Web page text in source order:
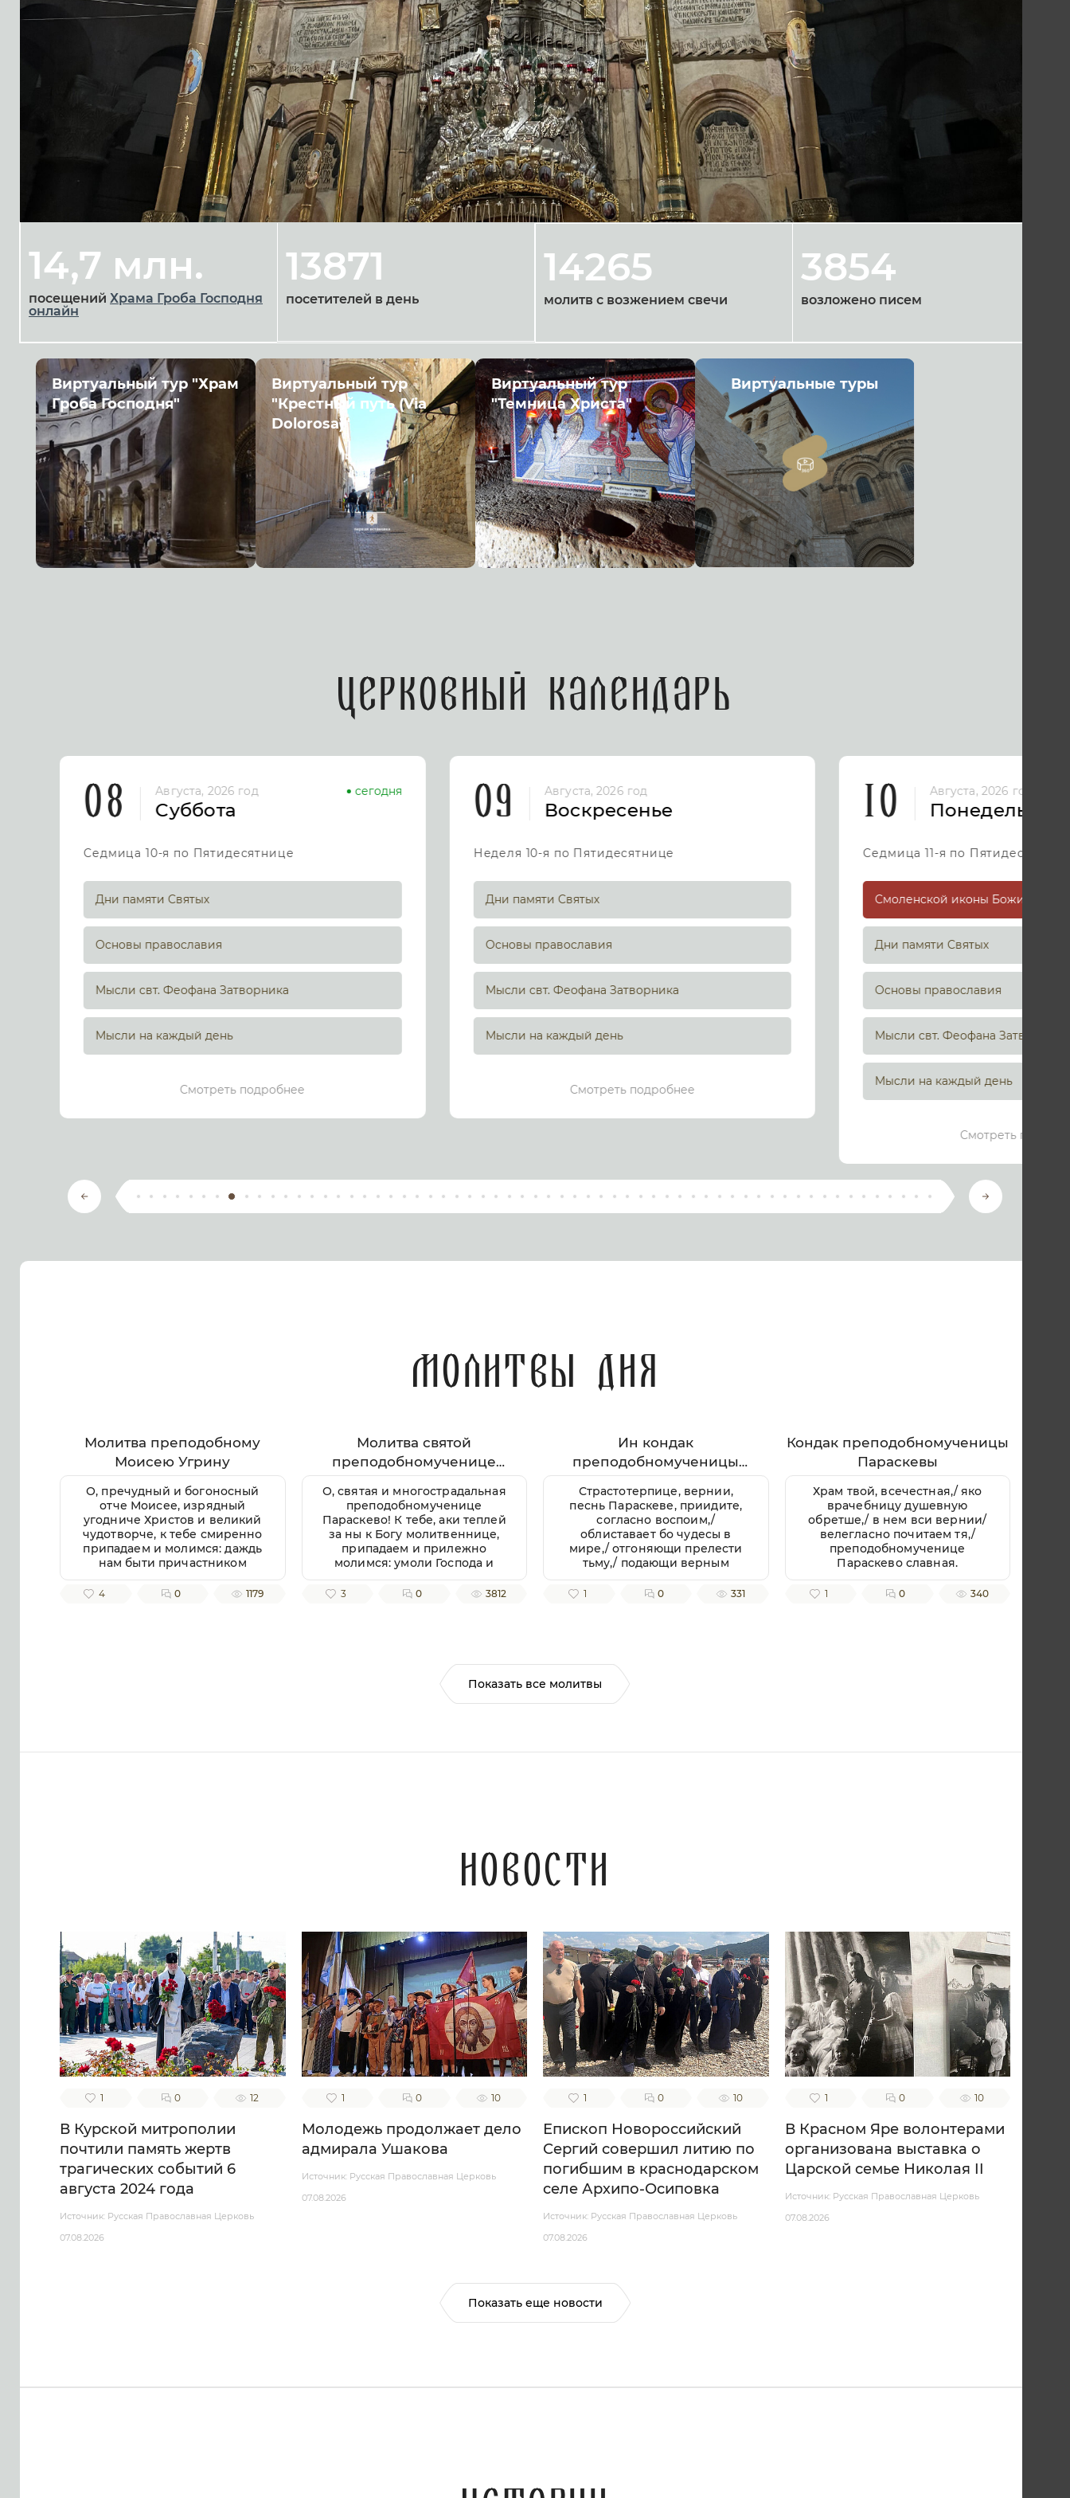
14,7 млн.
посещений Храма Гроба Господня
онлайн
13871
посетителей в день
14265
молитв с возжением свечи
3854
возложено писем
Виртуальный тур "Храм
Гроба Господня"
Виртуальный тур
"Крестный путь (Via
Dolorosa)"
Виртуальный тур
"Темница Христа"
Виртуальные туры
Церковный календарь
08
Августа, 2026 год
Суббота
сегодня
Седмица 10-я по Пятидесятнице
Дни памяти Святых
Основы православия
Мысли свт. Феофана Затворника
Мысли на каждый день
Смотреть подробнее
09 Августа, 2026 год
Воскресенье
Неделя 10-я по Пятидесятнице
Дни памяти Святых
Основы православия
Мысли свт. Феофана Затворника
Мысли на каждый день
Смотреть подробнее
10 Августа, 2026 год
Понедельник
Седмица 11-я по Пятидесятнице
Дни памяти Святых
Основы православия
Мысли свт. Феофана Затворника
Мысли на каждый день
Смотреть
Молитвы дня
Молитва преподобному
Моисею Угрину
О, пречудный и богоносный
отче Моисее, изрядный
угодниче Христов и великий
чудотворче, к тебе смиренно
припадаем и молимся: даждь
нам быти причастником
любве твоея ко Богу и
ближнему, помози нам
молящихся тебе, и не презри
4 0 1179
Молитва святой
преподобномученице
Параскеве Римской
О, святая и многострадальная
преподобномученице
Параскево! К тебе, аки теплей
за ны к Богу молитвеннице,
припадаем и прилежно
молимся: умоли Господа и
Владыку нашего пробавити
милость Свою к нам,
благорастворение, во
благочестии христианстем
преуспеяние, к житию
временному нужная и
благочестно поживше,
нашего, еже по Бозе и
Пресвятей Богородице
крепкое на Тя возлагаем, но
святыми в радости
блаженства вечнаго славити
во твоем заступлении
великую милость Бога
нашего, Отца, и Сына, и
Святаго Духа, ныне и присно,
и во веки веков. Аминь.
3 0 3812
Ин кондак
преподобномученицы
Параскевы
Страстотерпице, вернии,
песнь Параскеве, приидите,
согласно воспоим,/
облиставает бо чудесы в
мире,/ отгоняющи прелести
тьму,/ подающи верным
благодать независтную,
зовущим:/ радуйся, мученице
1 0 331
Кондак преподобномученицы
Параскевы
Храм твой, всечестная,/ яко
врачебницу душевную
обретше,/ в нем вси вернии/
велегласно почитаем тя,/
преподобномученице
Параскево славная.
1 0 340
Показать все молитвы
Новости
1 0 12
В Курской митрополии
почтили память жертв
трагических событий 6
августа 2024 года
Источник: Русская Православная Церковь
07.08.2026
1 0 10
Молодежь продолжает дело
адмирала Ушакова
Источник: Русская Православная Церковь
07.08.2026
1 0 10
Епископ Новороссийский
Сергий совершил литию по
погибшим в краснодарском
селе Архипо-Осиповка
Источник: Русская Православная Церковь
07.08.2026
1 0 10
В Красном Яре волонтерами
организована выставка о
Царской семье Николая II
Источник: Русская Православная Церковь
07.08.2026
Показать еще новости